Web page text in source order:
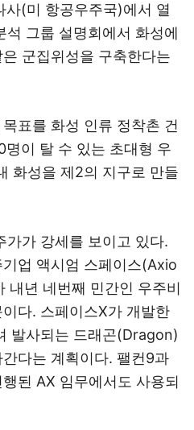
(미 항공우주국)에서 열
석 그룹 설명회에서 화성에
군집위성을 구축한다는
표를 화성 인류 정착촌 건
이 탈 수 있는 초대형 우
화성을 제2의 지구로 만들
가가 강세를 보이고 있다.
업 액시엄 스페이스(Axio
내년 네번째 민간인 우주비
다. 스페이스X가 개발한
발사되는 드래곤(Dragon)
다는 계획이다. 팰컨9과
된 AX 임무에서도 사용되